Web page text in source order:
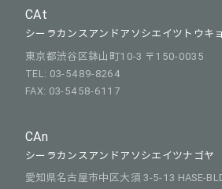
CAt
シーラカンスアンドアソシエイツトウキ
東京都渋谷区鉢山町10-3 〒150-0035
TEL: 03-5489-8264
FAX: 03-5458-6117
CAn
シーラカンスアンドアソシエイツナゴヤ
愛知県名古屋市中区大須 3-5-13 HASE-